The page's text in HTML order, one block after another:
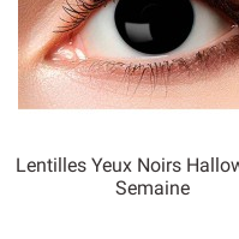
Lentilles Yeux Noirs
Semaine
Aperçu rapide